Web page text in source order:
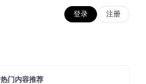
登录 注册
热门内容推荐